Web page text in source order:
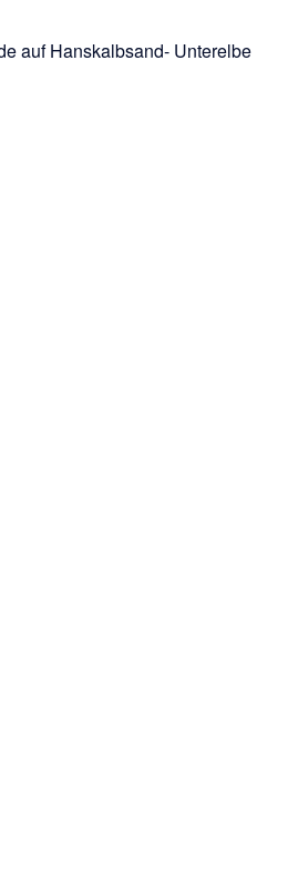
auf Hanskalbsand- Unterelbe